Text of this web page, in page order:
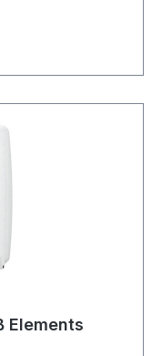
Elements